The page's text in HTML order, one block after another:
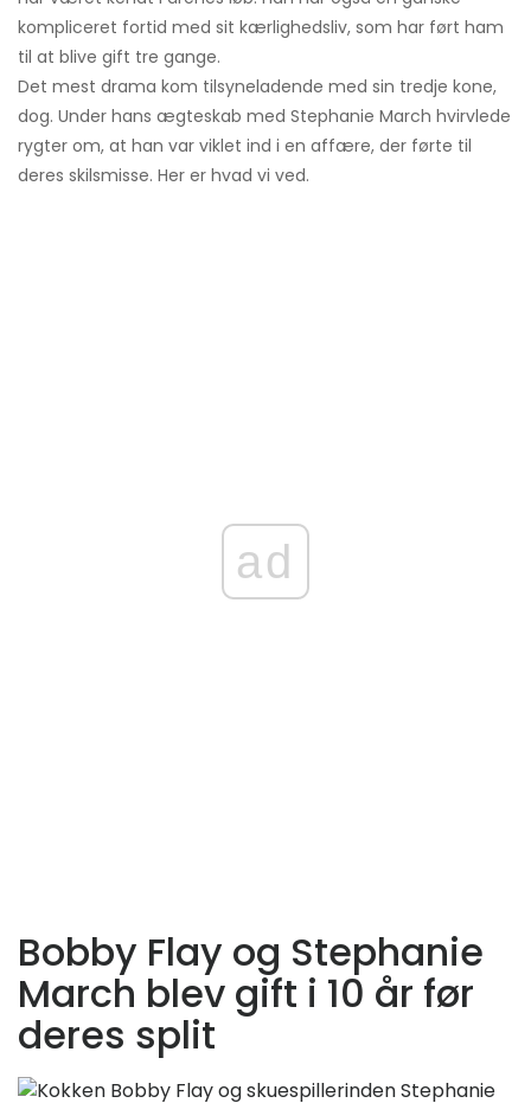
kompliceret fortid med sit kærlighedsliv, som har ført ham
til at blive gift tre gange.
Det mest drama kom tilsyneladende med sin tredje kone,
dog. Under hans ægteskab med Stephanie March hvirvlede
rygter om, at han var viklet ind i en affære, der førte til
deres skilsmisse. Her er hvad vi ved.
ad
Bobby Flay og Stephanie
March blev gift i 10 år før
deres split